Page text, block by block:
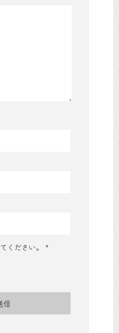
ください。 *